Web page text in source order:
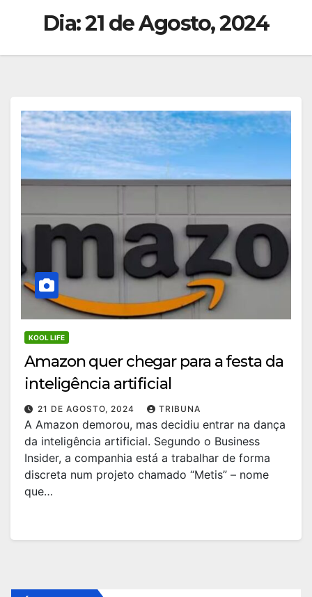
Dia:21 de Agosto, 2024
KOOL LIFE
Amazon quer chegar para a festa da
inteligência artificial
21 DE AGOSTO, 2024 TRIBUNA
A Amazon demorou, mas decidiu entrar na dança
da inteligência artificial. Segundo o Business
Insider, a companhia está a trabalhar de forma
discreta num projeto chamado “Metis” – nome
que…